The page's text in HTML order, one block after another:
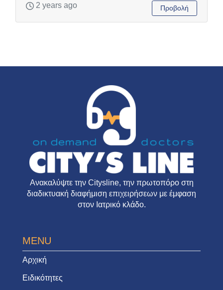
2 years ago Προβολή
Ανακαλύψτε την Citysline, την πρωτοπόρο στη
διαδικτυακή διαφήμιση επιχειρήσεων με έμφαση
στον Ιατρικό κλάδο.
MENU
Αρχική
Ειδικότητες